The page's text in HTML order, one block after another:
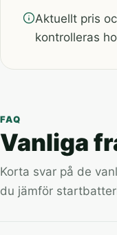
Aktuellt pris
kontrolleras
FAQ
Vanliga
Korta svar på de
du jämför